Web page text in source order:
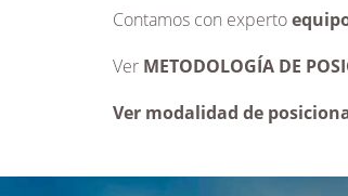
Contamos con experto
Ver METODOLOGÍA DE
Ver modalidad de